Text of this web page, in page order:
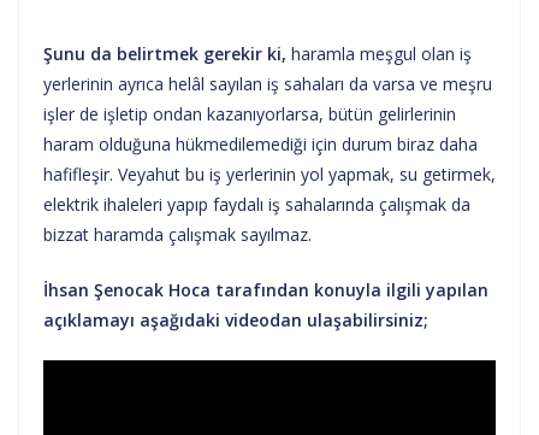
Şunu da belirtmek gerekir ki, haramla meşgul olan iş
yerlerinin ayrıca helâl sayılan iş sahaları da varsa ve meşru
işler de işletip ondan kazanıyorlarsa, bütün gelirlerinin
haram olduğuna hükmedilemediği için durum biraz daha
hafifleşir. Veyahut bu iş yerlerinin yol yapmak, su getirmek,
elektrik ihaleleri yapıp faydalı iş sahalarında çalışmak da
bizzat haramda çalışmak sayılmaz.
İhsan Şenocak Hoca tarafından konuyla ilgili yapılan
açıklamayı aşağıdaki videodan ulaşabilirsiniz;